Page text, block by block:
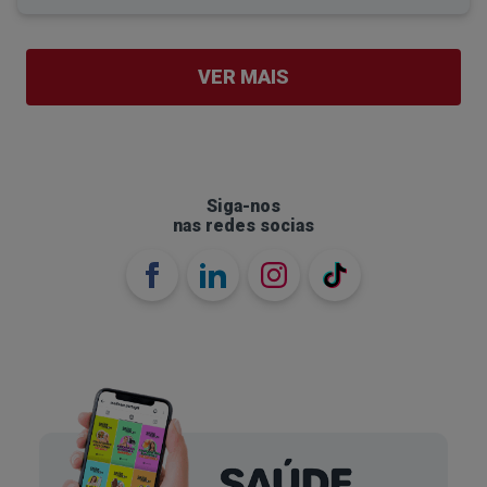
A consistência do cocó, sobretudo quando
combinada com a cor, é outro indicador
importante sobre a saúde do bebé. A consistência
VER MAIS
Siga-nos
nas redes socias